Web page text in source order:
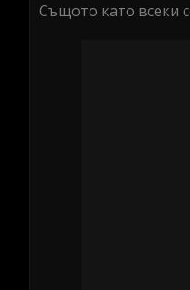
Същото като всеки